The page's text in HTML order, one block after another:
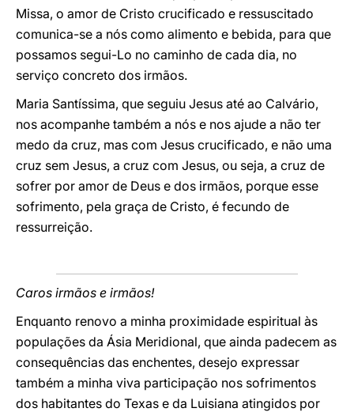
Missa, o amor de Cristo crucificado e ressuscitado
comunica-se a nós como alimento e bebida, para que
possamos segui-Lo no caminho de cada dia, no
serviço concreto dos irmãos.
Maria Santíssima, que seguiu Jesus até ao Calvário,
nos acompanhe também a nós e nos ajude a não ter
medo da cruz, mas com Jesus crucificado, e não uma
cruz sem Jesus, a cruz com Jesus, ou seja, a cruz de
sofrer por amor de Deus e dos irmãos, porque esse
sofrimento, pela graça de Cristo, é fecundo de
ressurreição.
Caros irmãos e irmãos!
Enquanto renovo a minha proximidade espiritual às
populações da Ásia Meridional, que ainda padecem as
consequências das enchentes, desejo expressar
também a minha viva participação nos sofrimentos
dos habitantes do Texas e da Luisiana atingidos por